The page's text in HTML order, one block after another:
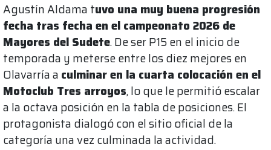
Agustín Aldama tuvo una muy buena progresión
fecha tras fecha en el campeonato 2026 de
Mayores del Sudete. De ser P15 en el inicio de
temporada y meterse entre los diez mejores en
Olavarría a culminar en la cuarta colocación en el
Motoclub Tres arroyos, lo que le permitió escalar
a la octava posición en la tabla de posiciones. El
protagonista dialogó con el sitio oficial de la
categoría una vez culminada la actividad.